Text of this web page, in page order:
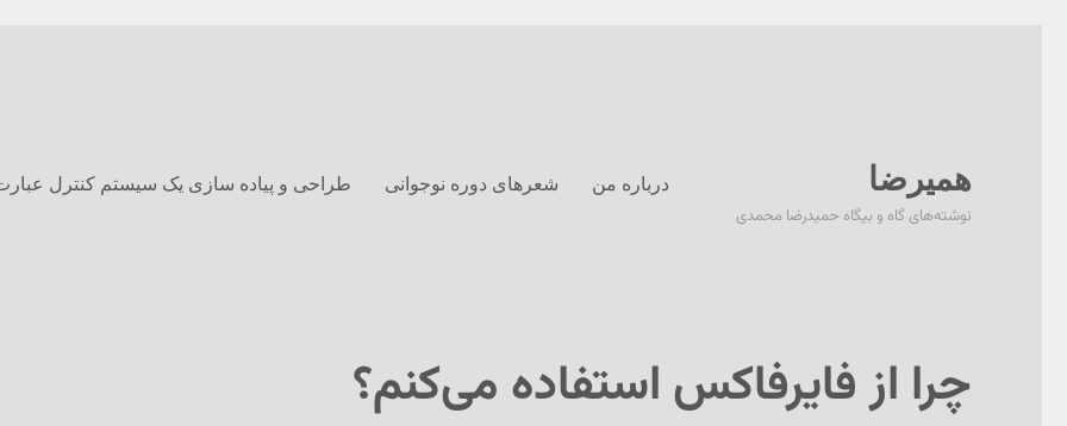
همیرضا
نوشته‌های گاه و بیگاه حمیدرضا محمدی
درباره من شعرهای دوره نوجوانی طراحی و پیاده سازی یک سیستم کنترل
چرا از فایرفاکس استفاده می‌کنم؟